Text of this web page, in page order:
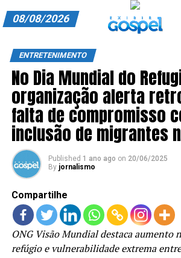
ANUNCIE CONOSCO
ASSINE
CARRINHO
EDITORIAL
ENTREVISTAS
EXPEDIENTE
FINALIZAR COMPRA
HOME
08/08/2026
ENTRETENIMENTO
No Dia Mundial do
organização alerta
falta de compromisso
inclusão de migrantes
Published 1 ano ago on 20/06/2025
By jornalismo
Compartilhe
ONG Visão Mundial destaca aumento
refúgio e vulnerabilidade extrema